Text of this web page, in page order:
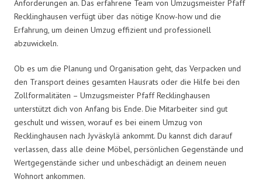
Anforderungen an. Das erfahrene Team von Umzugsmeister Pfaff
Recklinghausen verfügt über das nötige Know-how und die
Erfahrung, um deinen Umzug effizient und professionell
abzuwickeln.
Ob es um die Planung und Organisation geht, das Verpacken und
den Transport deines gesamten Hausrats oder die Hilfe bei den
Zollformalitäten – Umzugsmeister Pfaff Recklinghausen
unterstützt dich von Anfang bis Ende. Die Mitarbeiter sind gut
geschult und wissen, worauf es bei einem Umzug von
Recklinghausen nach Jyväskylä ankommt. Du kannst dich darauf
verlassen, dass alle deine Möbel, persönlichen Gegenstände und
Wertgegenstände sicher und unbeschädigt an deinem neuen
Wohnort ankommen.